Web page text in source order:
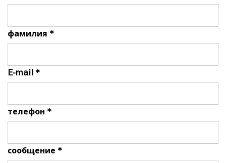
фамилия *
E-mail *
телефон *
сообщение *